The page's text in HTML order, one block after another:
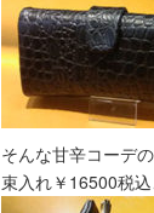
そんな甘辛コーデ
束入れ￥16500税